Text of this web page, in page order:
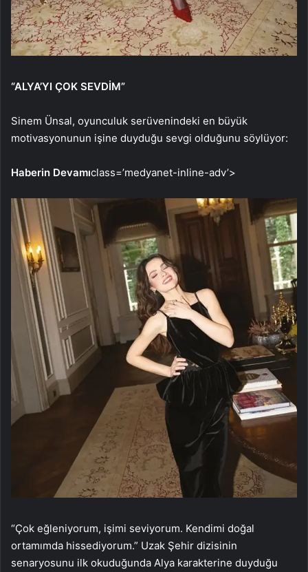
“ALYA’YI ÇOK SEVDİM”
Sinem Ünsal, oyunculuk serüvenindeki en büyük
motivasyonunun işine duyduğu sevgi olduğunu söylüyor:
Haberin Devamıclass=’medyanet-inline-adv’>
“Çok eğleniyorum, işimi seviyorum. Kendimi doğal
ortamımda hissediyorum.” Uzak Şehir dizisinin
senaryosunu ilk okuduğunda Alya karakterine duyduğu